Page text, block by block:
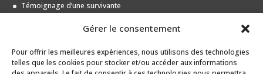
Gérer le consentement
Pour offrir les meilleures expériences, nous utilisons des technologies
telles que les cookies pour stocker et/ou accéder aux informations
Témoignage d’une survivante
Archives